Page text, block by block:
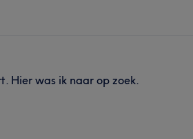
Hier was ik naar op zoek.